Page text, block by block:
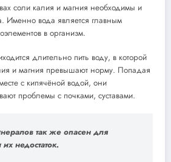
соли калия и магния необходимы и
Именно вода является главным
в организм.
длительно пить воду, в которой
и магния превышают норму. Попадая
с кипячёной водой, они
проблемы с почками, суставами.
так же опасен для
недостаток.